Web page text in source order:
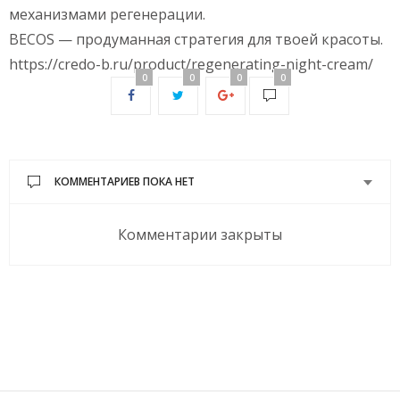
механизмами регенерации.
BECOS — продуманная стратегия для твоей красоты.
https://credo-b.ru/product/regenerating-night-cream/
0 0 0 0
КОММЕНТАРИЕВ ПОКА НЕТ
Комментарии закрыты